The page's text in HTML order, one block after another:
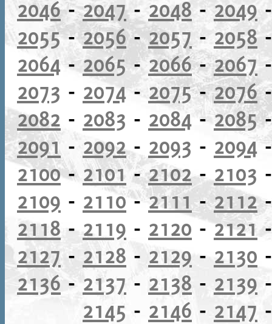
2046-2047-2048-2049
2055-2056-2057 -2058
2064 - 2065-2066-2067
2073 - 2074- 2075-2076
2082 - 2083 - 2084-2085
2091 - 2092- 2093 - 2094
2100- 2101-2102- 2103
2109 - 2110-2111-2112
2118 - 2119 - 2120 -2121
2127- 2128 - 2129 - 2130
2136-2137 - 2138 - 2139
2145 - 2146 - 2147